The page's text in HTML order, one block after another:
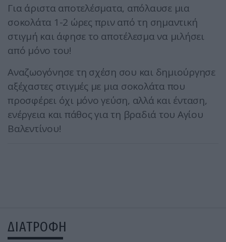
Για άριστα αποτελέσματα, απόλαυσε μια
σοκολάτα 1-2 ώρες πριν από τη σημαντική
στιγμή και άφησε το αποτέλεσμα να μιλήσει
από μόνο του!
Αναζωογόνησε τη σχέση σου και δημιούργησε
αξέχαστες στιγμές με μια σοκολάτα που
προσφέρει όχι μόνο γεύση, αλλά και ένταση,
ενέργεια και πάθος για τη βραδιά του Αγίου
Βαλεντίνου!
ΔΙΑΤΡΟΦΗ